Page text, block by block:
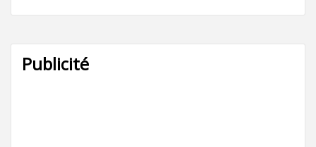
Publicité